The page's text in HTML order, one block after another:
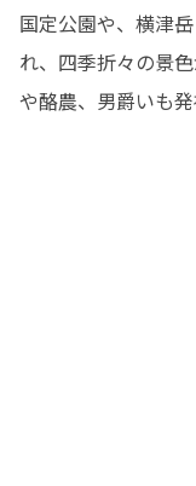
国定公園や、横津
れ、四季折々の景
や酪農、男爵いも発